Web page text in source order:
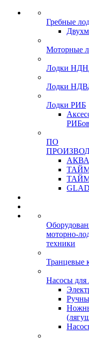
Гребные
Моторные
Лодки
Лодки
Лодки РИБ
РИБов
ПО
АКВА
моторно-
техники
Транцевые
Насосы для